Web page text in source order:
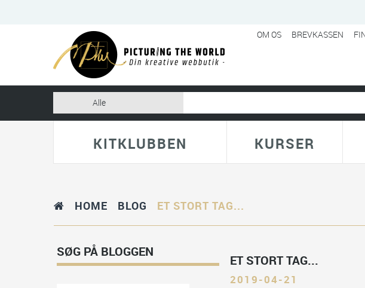
OM OS BREVKASSEN
KITKLUBBEN KURSER
HOME BLOG ET STORT TAG...
SØG PÅ BLOGGEN
ET STORT TAG...
2019-04-21